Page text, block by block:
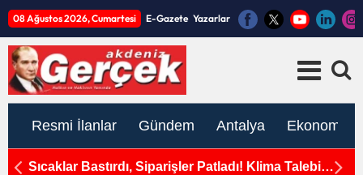
08 Ağustos 2026, Cumartesi E-Gazete Yazarlar
Resmi İlanlar Gündem Antalya Ekonomi
Sıcaklar Bastırdı, Siparişler Patladı! Klima Talebi